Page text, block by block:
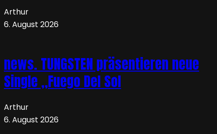
Arthur
6. August 2026
news. TUNGSTEN präsentieren neue
Single „Fuego Del Sol
Arthur
6. August 2026